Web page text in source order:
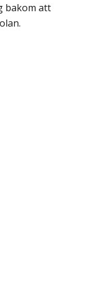
bakom att